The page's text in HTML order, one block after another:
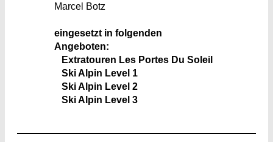
Marcel Botz
eingesetzt in folgenden
Angeboten:
Extratouren Les Portes Du Soleil
Ski Alpin Level 1
Ski Alpin Level 2
Ski Alpin Level 3